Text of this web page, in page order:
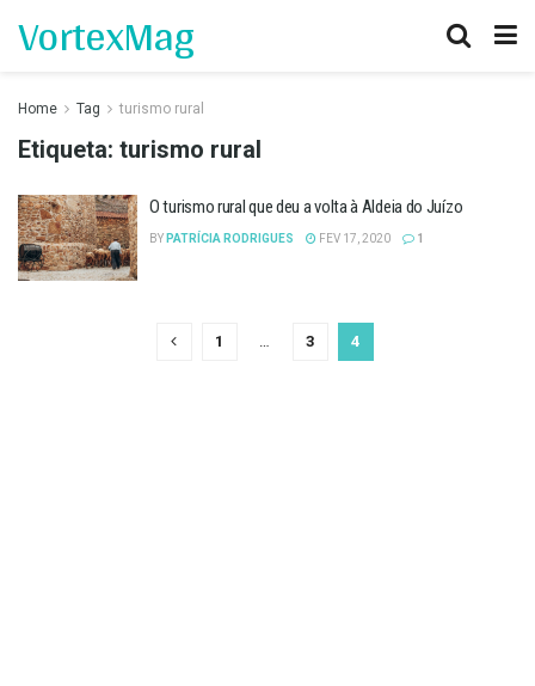
VortexMag
Home Tag turismo rural
Etiqueta: turismo rural
O turismo rural que deu a volta à Aldeia do Juízo
BY PATRÍCIA RODRIGUES FEV 17, 2020 1
1 3 4